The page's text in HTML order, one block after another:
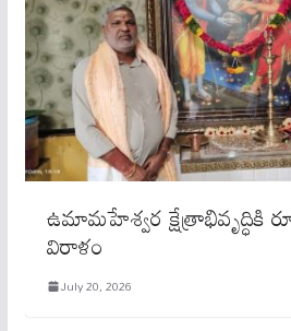
ఉమామహేశ్వర క్షేత్రాభివృద్ధికి
విరాళం
July 20, 2026